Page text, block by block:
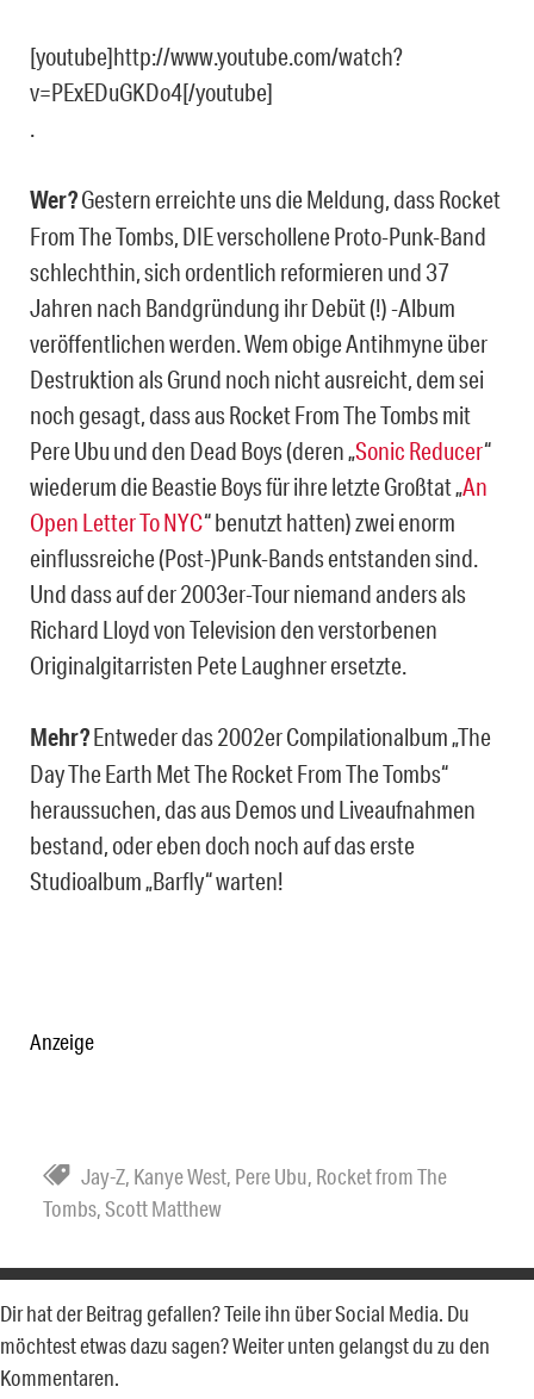
[youtube]http://www.youtube.com/watch?
v=PExEDuGKDo4[/youtube]
.
Wer?Gestern erreichte uns die Meldung, dass Rocket
From The Tombs, DIE verschollene Proto-Punk-Band
schlechthin, sich ordentlich reformieren und 37
Jahren nach Bandgründung ihr Debüt (!) -Album
veröffentlichen werden. Wem obige Antihmyne über
Destruktion als Grund noch nicht ausreicht, dem sei
noch gesagt, dass aus Rocket From The Tombs mit
Pere Ubu und den Dead Boys (deren „Sonic Reducer“
wiederum die Beastie Boys für ihre letzte Großtat „An
Open Letter To NYC“ benutzt hatten) zwei enorm
einflussreiche (Post-)Punk-Bands entstanden sind.
Und dass auf der 2003er-Tour niemand anders als
Richard Lloyd von Television den verstorbenen
Originalgitarristen Pete Laughner ersetzte.
Mehr?Entweder das 2002er Compilationalbum „The
Day The Earth Met The Rocket From The Tombs“
heraussuchen, das aus Demos und Liveaufnahmen
bestand, oder eben doch noch auf das erste
Studioalbum „Barfly“ warten!
Anzeige
Jay-Z, Kanye West, Pere Ubu, Rocket from The
Tombs,Scott Matthew
Dir hat der Beitrag gefallen? Teile ihn über Social Media. Du
möchtest etwas dazu sagen? Weiter unten gelangst du zu den
Kommentaren.